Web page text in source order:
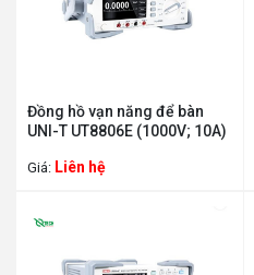
Đồng hồ vạn năng để bàn
UNI-T UT8806E (1000V; 10A)
Giá: Liên hệ